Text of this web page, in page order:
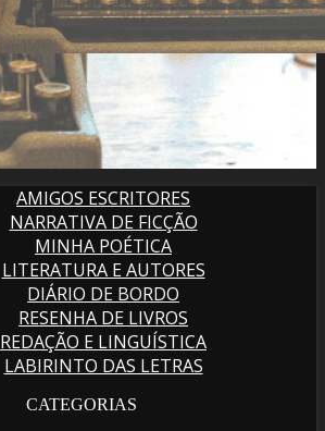
AMIGOS ESCRITORES
NARRATIVA DE FICÇÃO
MINHA POÉTICA
LITERATURA E AUTORES
DIÁRIO DE BORDO
RESENHA DE LIVROS
REDAÇÃO E LINGUÍSTICA
LABIRINTO DAS LETRAS
CATEGORIAS